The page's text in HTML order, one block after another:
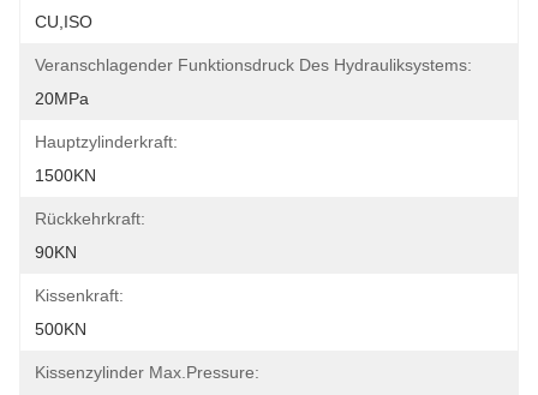
CU,ISO
Veranschlagender Funktionsdruck Des Hydrauliksystems:
20MPa
Hauptzylinderkraft:
1500KN
Rückkehrkraft:
90KN
Kissenkraft:
500KN
Kissenzylinder Max.pressure: